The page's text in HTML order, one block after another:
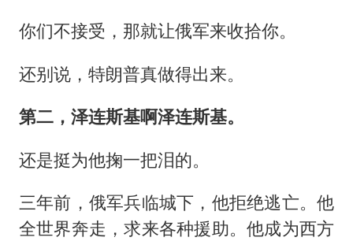
你们不接受，那就让俄军来收拾你。
还别说，特朗普真做得出来。
第二，泽连斯基啊泽连斯基。
还是挺为他掬一把泪的。
三年前，俄军兵临城下，他拒绝逃亡。他
全世界奔走，求来各种援助。他成为西方